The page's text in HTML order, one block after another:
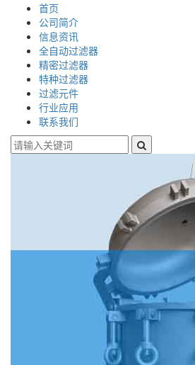
首页
公司简介
信息资讯
全自动过滤器
精密过滤器
特种过滤器
过滤元件
行业应用
联系我们